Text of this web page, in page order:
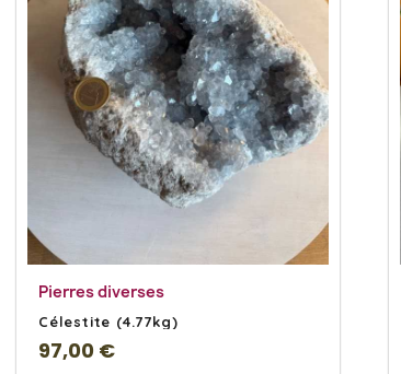
En savoir Plus
Pierres diverses
Célestite (4.77kg)
97,00 €